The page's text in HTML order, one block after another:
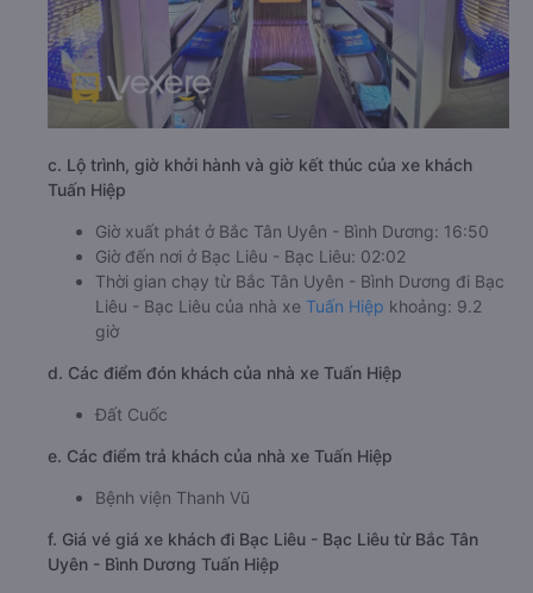
c. Lộ trình, giờ khởi hành và giờ kết thúc của xe khách
Tuấn Hiệp
Giờ xuất phát ở Bắc Tân Uyên - Bình Dương: 16:50
Giờ đến nơi ở Bạc Liêu - Bạc Liêu: 02:02
Thời gian chạy từ Bắc Tân Uyên - Bình Dương đi Bạc
Liêu - Bạc Liêu của nhà xe Tuấn Hiệp khoảng: 9.2
giờ
d. Các điểm đón khách của nhà xe Tuấn Hiệp
Đất Cuốc
e. Các điểm trả khách của nhà xe Tuấn Hiệp
Bệnh viện Thanh Vũ
f. Giá vé giá xe khách đi Bạc Liêu - Bạc Liêu từ Bắc Tân
Uyên - Bình Dương Tuấn Hiệp